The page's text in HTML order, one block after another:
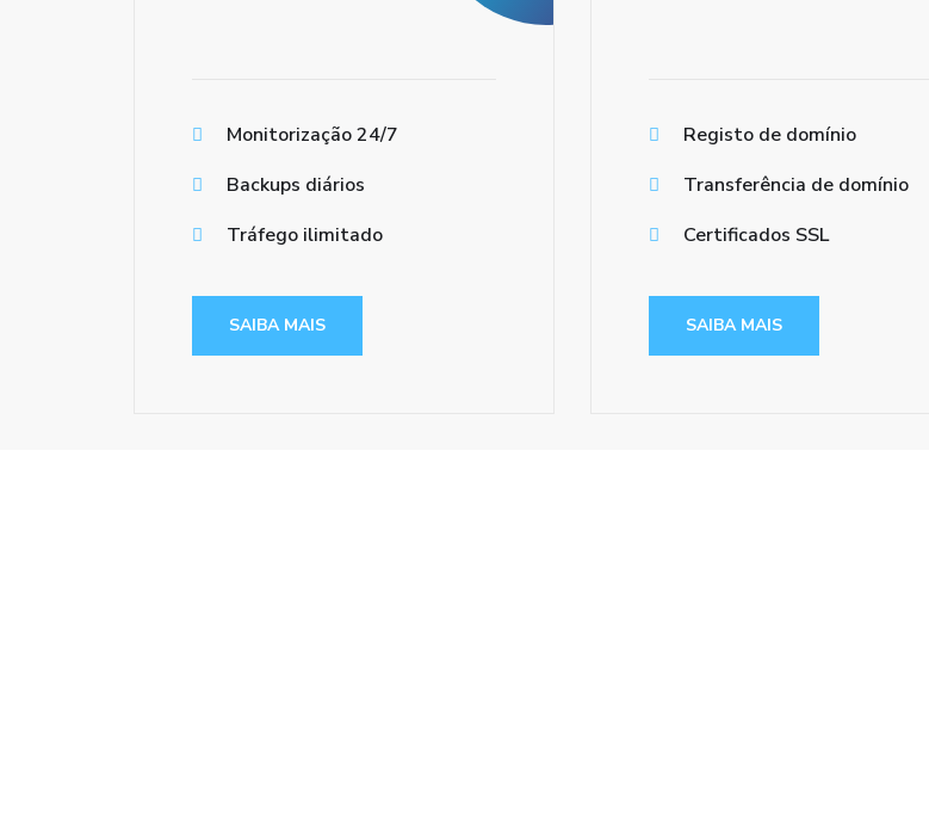
Monitorização 24/7
Backups diários
Tráfego ilimitado
SAIBA MAIS
Registo de domínio
Transferência de domínio
Certificados SSL
SAIBA MAIS